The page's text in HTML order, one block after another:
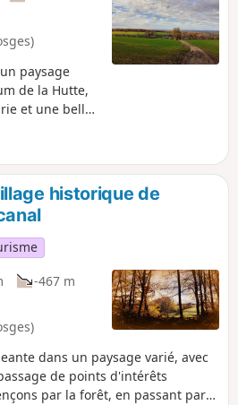
paysage
de la Hutte,
et une belle
historique de
-467 m
dans un paysage varié, avec
de points d'intérêts
par la forêt, en passant par